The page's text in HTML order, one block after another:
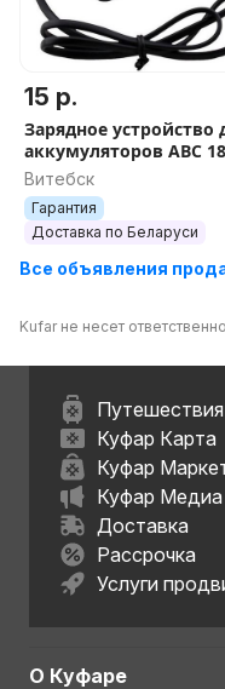
15 р.
Зарядное устройство
аккумуляторов ABC
Витебск
Гарантия
Доставка по Беларуси
Все объявления
Kufar не несет
Путешествия
Куфар Карта
Куфар
Куфар Медиа
Доставка
Рассрочка
Услуги
О Куфаре